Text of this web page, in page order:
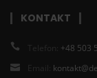
KONTAKT
Telefon: +48 503
Email: